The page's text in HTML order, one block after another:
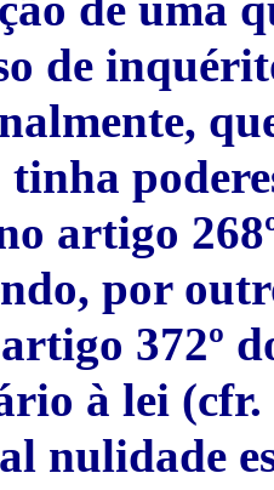
de
tinha
artigo
por
372º
à lei (cfr.
nulidade